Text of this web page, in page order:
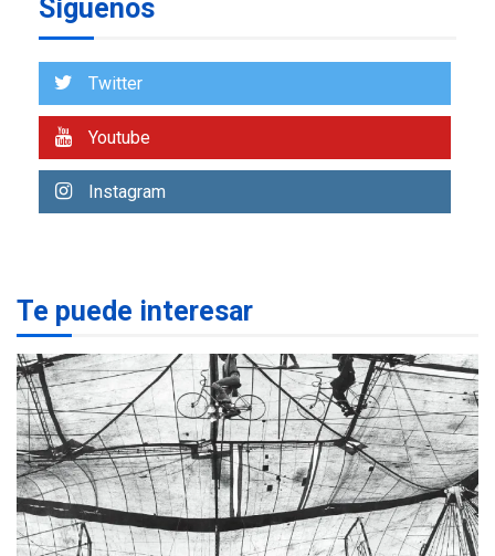
7
2
Margarita será sede de
para aprender a atender
adultos mayores
3
REGIONALES ÚLTIMA HORA
Mariño fortalece capacidad
operativa con flota
vehicular de 60 unidades
adquiridas en un año de
gestión
Síguenos
Twitter
Youtube
Instagram
Te puede interesar